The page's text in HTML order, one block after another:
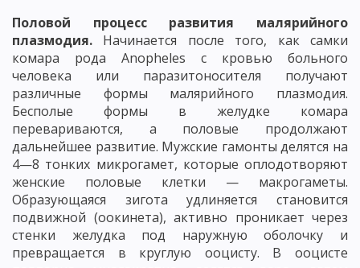
Половой процесс развития малярийного
плазмодия. Начинается после того, как самки
комара рода Anopheles с кровью больного
человека или паразитоносителя получают
различные формы малярийного плазмодия.
Бесполые формы в желудке комара
перевариваются, а половые продолжают
дальнейшее развитие. Мужские гамонты делятся на
4—8 тонких микрогамет, которые оплодотворяют
женские половые клетки — макрогаметы.
Образующаяся зигота удлиняется становится
подвижной (оокинета), активно проникает через
стенки желудка под наружную оболочку и
превращается в круглую ооцисту. В ооцисте